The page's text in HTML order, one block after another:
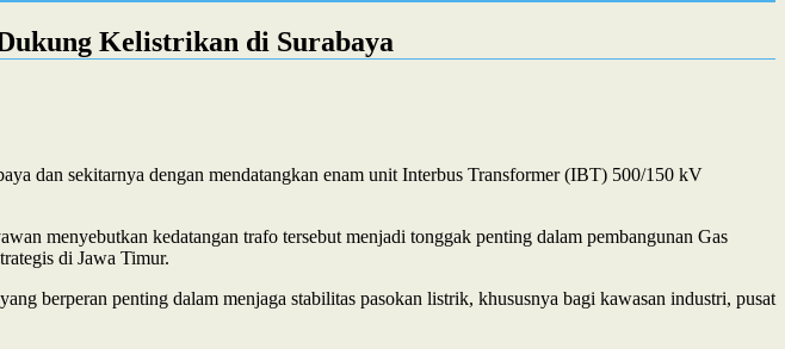
Kelistrikan di Surabaya
dan sekitarnya dengan mendatangkan enam unit Interbus Transformer (IBT) 500/150 kV
menyebutkan kedatangan trafo tersebut menjadi tonggak penting dalam pembangunan Gas
di Jawa Timur.
berperan penting dalam menjaga stabilitas pasokan listrik, khususnya bagi kawasan industri, pusat